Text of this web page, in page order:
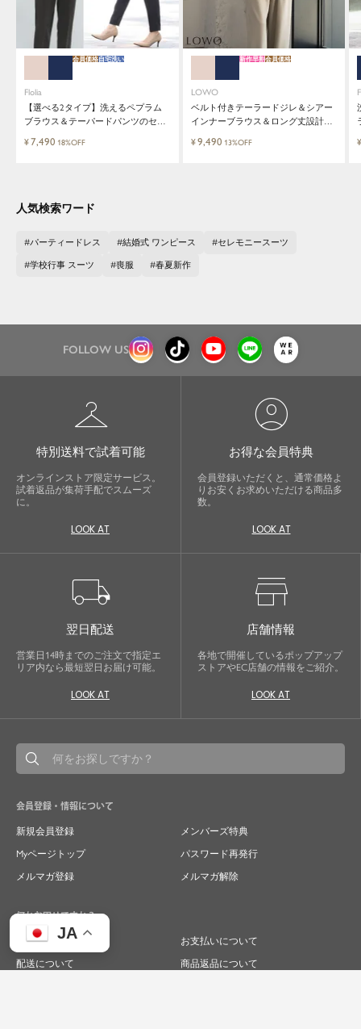
JA
Flolia
【選べる2タイプ】洗えるペプラム
ブラウス＆テーパードパンツのセッ
会員価格自宅洗い
¥7,490 18%OFF
LOWO
ベルト付きテーラードジレ＆シアー
インナーブラウス＆ロング丈設計ワ
新作早割会員価格
¥9,490 13%OFF ¥
人気検索ワード
パーティードレス 結婚式 ワンピース セレモニースーツ
学校行事 スーツ 喪服 春夏新作
FOLLOW US
checkroom
特別送料で試着可能
オンラインストア限定サービス。
試着返品が集荷手配でスムーズ
に。
LOOK AT
account_circle
お得な会員特典
会員登録いただくと、通常価格よ
りお安くお求めいただける商品多
数。
LOOK AT
local_shipping
翌日配送
営業日14時までのご注文で指定エ
リア内なら最短翌日お届け可能。
LOOK AT
store
店舗情報
各地で開催しているポップアップ
ストアやEC店舗の情報をご紹介。
LOOK AT
会員登録・情報について
新規会員登録
メンバーズ特典
Myページトップ
パスワード再発行
メルマガ登録
メルマガ解除
何かお困りですか？
ご注文について
お支払いについて
配送について
商品返品について